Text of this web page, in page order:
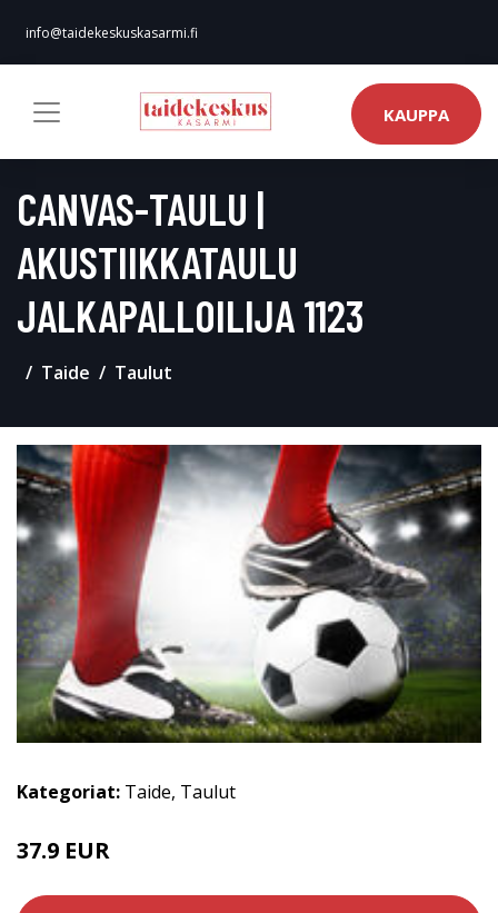
info@taidekeskuskasarmi.fi
KAUPPA
CANVAS-TAULU |
AKUSTIIKKATAULU
JALKAPALLOILIJA 1123
Taide Taulut
Kategoriat: Taide, Taulut
37.9 EUR